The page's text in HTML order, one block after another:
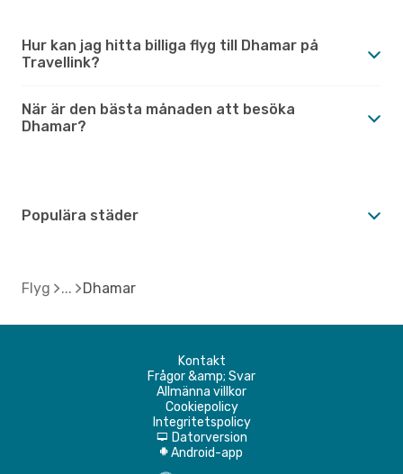
Hur kan jag hitta billiga flyg till Dhamar på
Travellink?
När är den bästa månaden att besöka
Dhamar?
Populära städer
Flyg Dhamar
Kontakt
Frågor &amp; Svar
Allmänna villkor
Cookiepolicy
Integritetspolicy
d Datorversion
A Android-app